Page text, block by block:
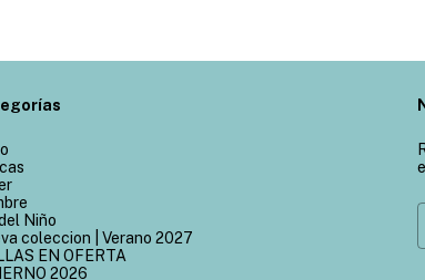
Niño
coleccion | Verano 2027
EN OFERTA
2026